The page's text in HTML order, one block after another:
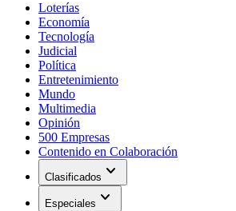
Loterías
Economía
Tecnología
Judicial
Política
Entretenimiento
Mundo
Multimedia
Opinión
500 Empresas
Contenido en Colaboración
Clasificados expand_more
Especiales expand_more